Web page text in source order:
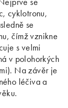
cyklotronu,
se
čímž vznikne
s velmi
v polohorkých
Na závěr je
léčiva a